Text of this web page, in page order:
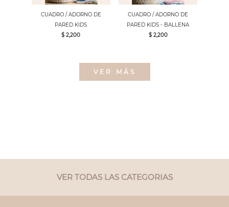
CUADRO / ADORNO DE
PARED KIDS
$ 2,200
CUADRO / ADORNO DE
PARED KIDS - BALLENA
$ 2,200
VER MÁS
VER TODAS LAS CATEGORIAS